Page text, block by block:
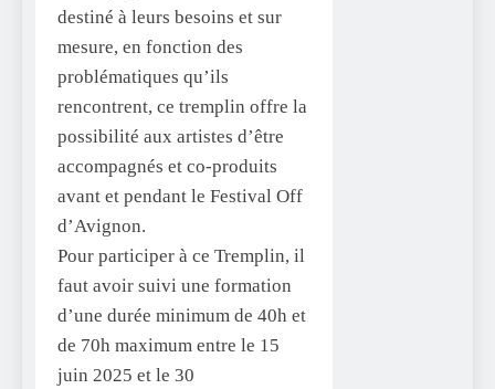
destiné à leurs besoins et sur
mesure, en fonction des
problématiques qu’ils
rencontrent, ce tremplin offre la
possibilité aux artistes d’être
accompagnés et co-produits
avant et pendant le Festival Off
d’Avignon.
Pour participer à ce Tremplin, il
faut avoir suivi une formation
d’une durée minimum de 40h et
de 70h maximum entre le 15
juin 2025 et le 30